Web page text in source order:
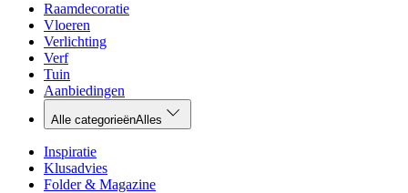
Raamdecoratie
Vloeren
Verlichting
Verf
Tuin
Aanbiedingen
Alle categorieënAlles
Inspiratie
Klusadvies
Folder & Magazine